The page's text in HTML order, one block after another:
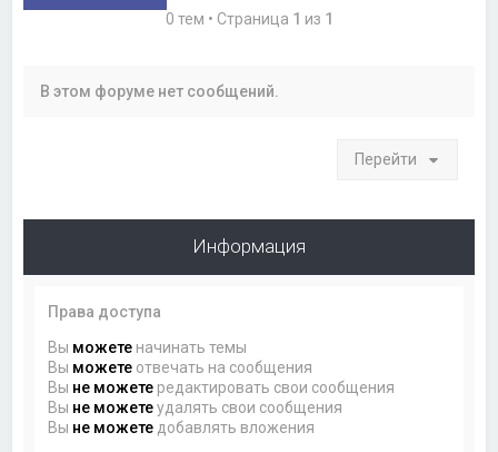
0 тем • Страница 1 из 1
В этом форуме нет сообщений.
Перейти
Информация
Права доступа
Вы можете начинать темы
Вы можете отвечать на сообщения
Вы не можете редактировать свои сообщения
Вы не можетеудалять свои сообщения
Вы не можете добавлять вложения